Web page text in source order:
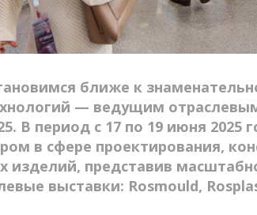
ближе к
— ведущим
В период с 17 по 19 июня 2025
в сфере проектирования,
изделий, представив
выставки: Rosmould,